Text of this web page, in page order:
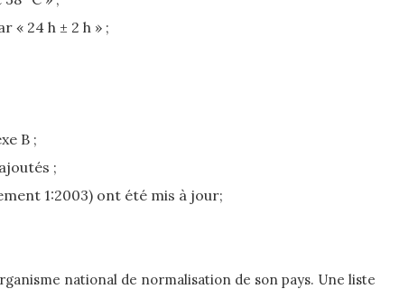
« 24 h ± 2 h » ;
B ;
;
1:2003) ont été mis à jour;
national de normalisation de son pays. Une liste